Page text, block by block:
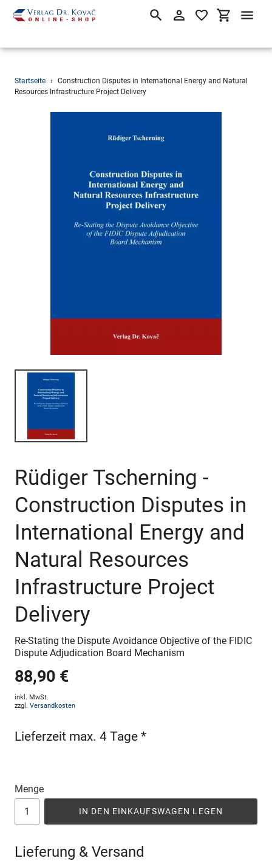
Direkt
zum
SuchenEinloggen
Startseite ›
Construction Disputes in International Energy and Natural
Resources Infrastructure Project Delivery
Rüdiger Tscherning -
Construction Disputes in
International Energy and
Natural Resources
Infrastructure Project
Delivery
Re-Stating the Dispute Avoidance Objective of the FIDIC
Dispute Adjudication Board Mechanism
88,90 €
inkl. MwSt.
zzgl. Versandkosten
Lieferzeit max. 4 Tage *
Menge
IN DEN EINKAUFSWAGEN LEGEN
Lieferung & Versand